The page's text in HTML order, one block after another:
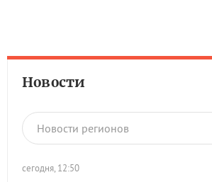
Новости
Новости регионов
сегодня, 12:50